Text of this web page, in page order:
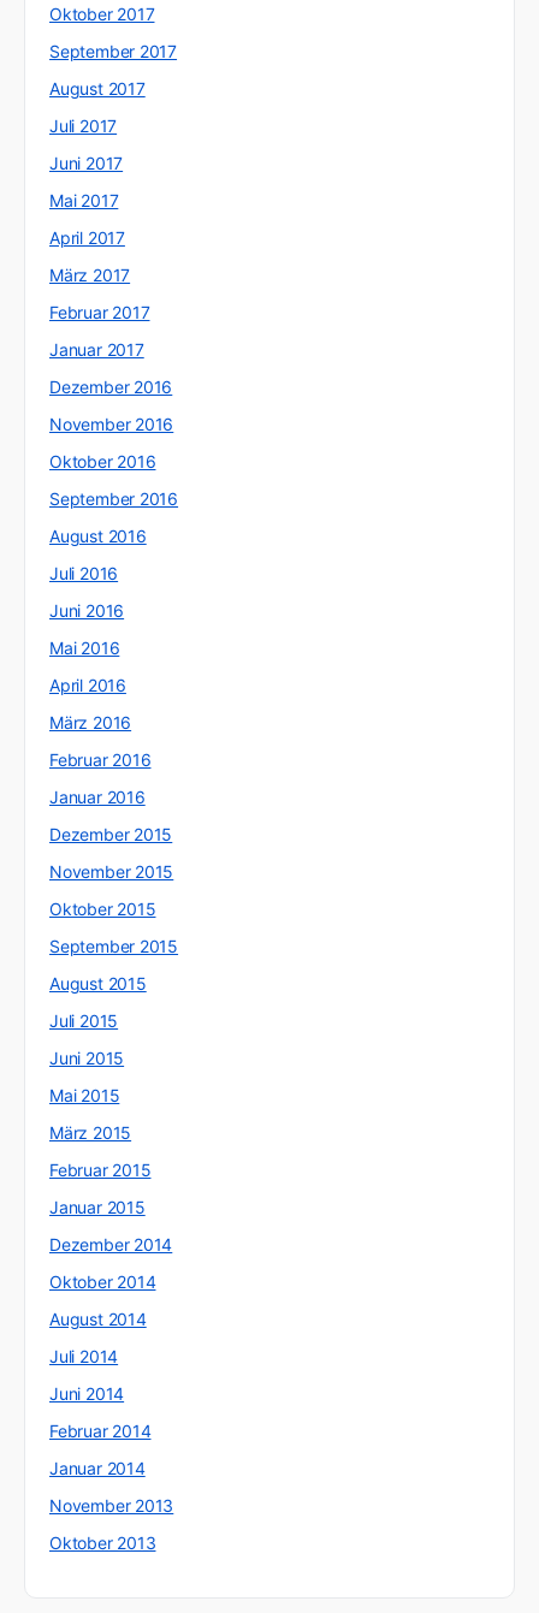
Oktober 2017
September 2017
August 2017
Juli 2017
Juni 2017
Mai 2017
April 2017
März 2017
Februar 2017
Januar 2017
Dezember 2016
November 2016
Oktober 2016
September 2016
August 2016
Juli 2016
Juni 2016
Mai 2016
April 2016
März 2016
Februar 2016
Januar 2016
Dezember 2015
November 2015
Oktober 2015
September 2015
August 2015
Juli 2015
Juni 2015
Mai 2015
März 2015
Februar 2015
Januar 2015
Dezember 2014
Oktober 2014
August 2014
Juli 2014
Juni 2014
Februar 2014
Januar 2014
November 2013
Oktober 2013